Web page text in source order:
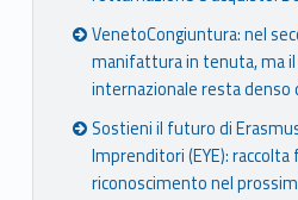
VenetoCongiuntura: nel
manifattura in tenuta, ma
internazionale resta denso
Sostieni il futuro di
Imprenditori (EYE):
riconoscimento nel